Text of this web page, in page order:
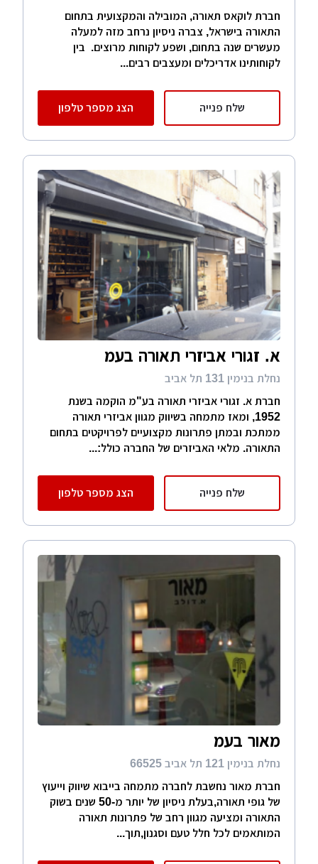
חברת לוקאס תאורה, המובילה והמקצועית בתחום
התאורה בישראל, צברה ניסיון נרחב מזה למעלה
מעשרים שנה בתחום, ושפע לקוחות מרוצים. בין
לקוחותינו אדריכלים ומעצבים רבים...
שלח פנייה הצג מספר טלפון
א. זגורי אביזרי תאורה בעמ
נחלת בנימין 131 תל אביב
חברת א. זגורי אביזרי תאורה בע"מ הוקמה בשנת
1952, ומאז מתמחה בשיווק מגוון אביזרי תאורה
ממתכת ובמתן פתרונות מקצועיים לפרויקטים בתחום
התאורה. מלאי האביזרים של החברה כולל:...
שלח פנייה הצג מספר טלפון
מאור בעמ
נחלת בנימין 121 תל אביב 66525
חברת מאור נחשבת לחברה מתמחה בייבוא שיווק וייעוץ
של גופי תאורה,בעלת ניסיון של יותר מ-50 שנים בשוק
התאורה ומציעה מגוון רחב של פתרונות תאורה
המותאמים לכל חלל טעם וסגנון,תוך...